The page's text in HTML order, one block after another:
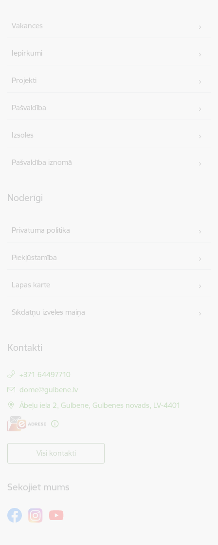
Vakances
Iepirkumi
Projekti
Pašvaldība
Izsoles
Pašvaldība iznomā
Noderīgi
Privātuma politika
Piekļūstamība
Lapas karte
Sīkdatņu izvēles maiņa
Kontakti
+371 64497710
E-pasts:
dome@gulbene.lv
Ābeļu iela 2, Gulbene, Gulbenes novads, LV-4401
Visi kontakti
Sekojiet mums